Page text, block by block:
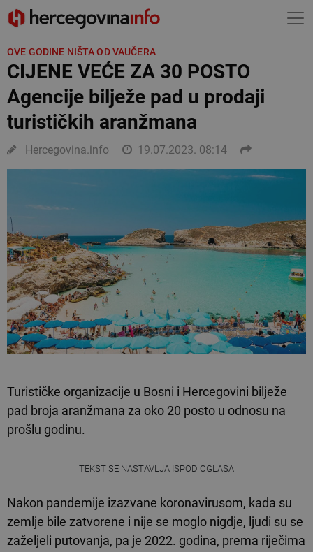
OVE GODINE NIŠTA OD VAUČERA
CIJENE VEĆE ZA 30 POSTO
Agencije bilježe pad u prodaji
turističkih aranžmana
Hercegovina.info 19.07.2023. 08:14
Turističke organizacije u Bosni i Hercegovini bilježe
pad broja aranžmana za oko 20 posto u odnosu na
prošlu godinu.
TEKST SE NASTAVLJA ISPOD OGLASA
Nakon pandemije izazvane koronavirusom, kada su
zemlje bile zatvorene i nije se moglo nigdje, ljudi su se
zaželjeli putovanja, pa je 2022. godina, prema riječima